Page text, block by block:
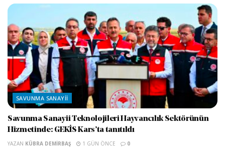
SAVUNMA SANAYII
Savunma Sanayii Teknolojileri Hayvancılık Sektörünün
Hizmetinde: GEKİS Kars’ta tanıtıldı
YAZAN KÜBRA DEMIRBAŞ 1 GÜN ÖNCE 0